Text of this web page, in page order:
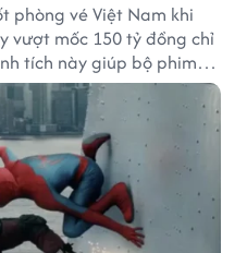
phòng vé Việt Nam khi
vượt mốc 150 tỷ đồng chỉ
tích này giúp bộ phim
cách đáng kể với The
thu.